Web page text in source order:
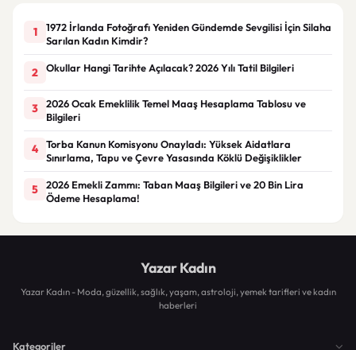
1
1972 İrlanda Fotoğrafı Yeniden Gündemde Sevgilisi İçin Silaha
Sarılan Kadın Kimdir?
2 Okullar Hangi Tarihte Açılacak? 2026 Yılı Tatil Bilgileri
3
2026 Ocak Emeklilik Temel Maaş Hesaplama Tablosu ve
Bilgileri
4
Torba Kanun Komisyonu Onayladı: Yüksek Aidatlara
Sınırlama, Tapu ve Çevre Yasasında Köklü Değişiklikler
5
2026 Emekli Zammı: Taban Maaş Bilgileri ve 20 Bin Lira
Ödeme Hesaplama!
Yazar Kadın
Yazar Kadın - Moda, güzellik, sağlık, yaşam, astroloji, yemek tarifleri ve kadın
haberleri
Kategoriler